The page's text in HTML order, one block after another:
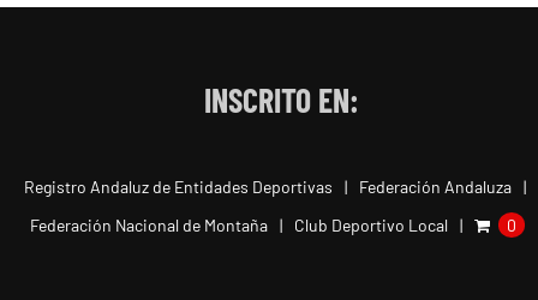
INSCRITO EN:
Registro Andaluz de Entidades Deportivas
Federación Andaluza
Federación Nacional de Montaña
Club Deportivo Local 0